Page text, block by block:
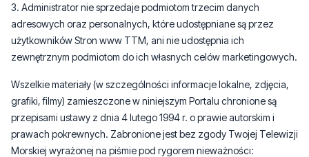
3. Administrator nie sprzedaje podmiotom trzecim danych
adresowych oraz personalnych, które udostępniane są przez
użytkowników Stron www TTM, ani nie udostępnia ich
zewnętrznym podmiotom do ich własnych celów marketingowych.
Wszelkie materiały (w szczególności informacje lokalne, zdjęcia,
grafiki, filmy) zamieszczone w niniejszym Portalu chronione są
przepisami ustawy z dnia 4 lutego 1994 r. o prawie autorskim i
prawach pokrewnych. Zabronione jest bez zgody Twojej Telewizji
Morskiej wyrażonej na piśmie pod rygorem nieważności: